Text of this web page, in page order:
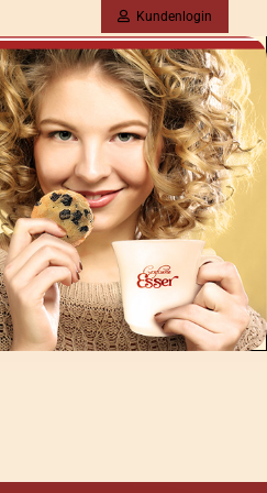
Kundenlogin